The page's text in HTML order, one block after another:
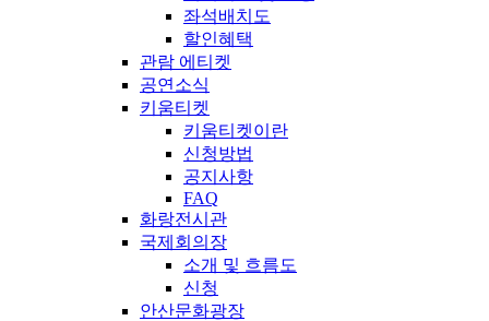
좌석배치도
할인혜택
관람 에티켓
공연소식
키움티켓
키움티켓이란
신청방법
공지사항
FAQ
화랑전시관
국제회의장
소개 및 흐름도
신청
안산문화광장